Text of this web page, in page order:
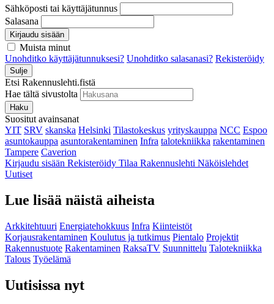
Sähköposti tai käyttäjätunnus
Salasana
Kirjaudu sisään
Muista minut
Unohditko käyttäjätunnuksesi? Unohditko salasanasi? Rekisteröidy
Sulje
Etsi Rakennuslehti.fistä
Hae tältä sivustolta
Haku
Suositut avainsanat
YIT SRV skanska Helsinki Tilastokeskus yrityskauppa NCC Espoo
asuntokauppa asuntorakentaminen Infra talotekniikka rakentaminen
Tampere Caverion
Kirjaudu sisään Rekisteröidy Tilaa Rakennuslehti Näköislehdet
Uutiset
Lue lisää näistä aiheista
Arkkitehtuuri Energiatehokkuus Infra Kiinteistöt
Korjausrakentaminen Koulutus ja tutkimus Pientalo Projektit
Rakennustuote Rakentaminen RaksaTV Suunnittelu Talotekniikka
Talous Työelämä
Uutisissa nyt